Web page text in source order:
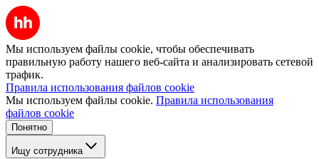
Мы используем файлы cookie, чтобы обеспечивать
правильную работу нашего веб-сайта и анализировать сетевой
трафик.
Правила использования файлов cookie
Мы используем файлы cookie. Правила использования
файлов cookie
Понятно
Ищу сотрудника